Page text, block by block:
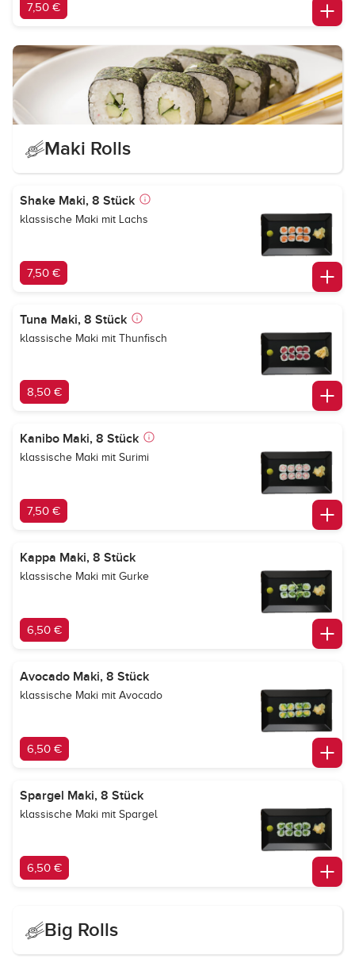
7,50 €
Maki Rolls
Shake Maki, 8 Stück
klassische Maki mit Lachs
7,50 €
Tuna Maki, 8 Stück
klassische Maki mit Thunfisch
8,50 €
Kanibo Maki, 8 Stück
klassische Maki mit Surimi
7,50 €
Kappa Maki, 8 Stück
klassische Maki mit Gurke
6,50 €
Avocado Maki, 8 Stück
klassische Maki mit Avocado
6,50 €
Spargel Maki, 8 Stück
klassische Maki mit Spargel
6,50 €
Big Rolls